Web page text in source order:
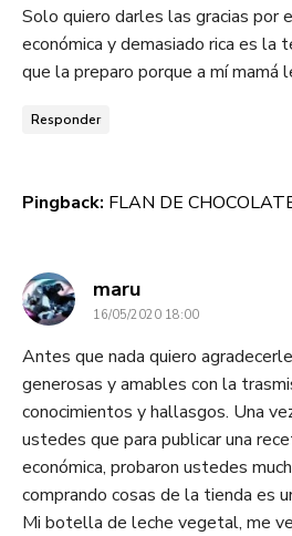
Solo quiero darles las gracias por
económica y demasiado rica es la
que la preparo porque a mí mamá
Responder
Pingback: FLAN DE
marudice:
16/05/2020 18:00
Antes que nada quiero
generosas y amables con la
conocimientos y hallasgos. Una
ustedes que para publicar una
económica, probaron ustedes
comprando cosas de la tienda es
Mi botella de leche vegetal, me